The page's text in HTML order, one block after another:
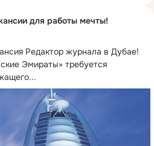
для работы мечты!
Редактор журнала в Дубае!
Эмираты» требуется